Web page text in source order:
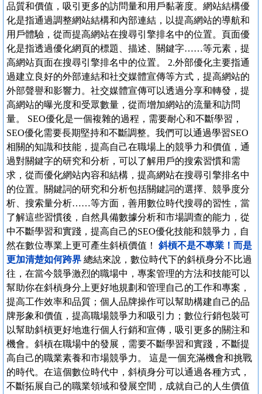
品質和價值，吸引更多的訪問量和用戶黏著度。網站結構優
化是指通過調整網站結構和內部連結，以提高網站的導航和
用戶體驗，從而提高網站在搜尋引擎排名中的位置。頁面優
化是指透過優化網頁的標題、描述、關鍵字……等元素，提
高網站頁面在搜尋引擎排名中的位置。 2.外部優化主要指通
過建立良好的外部連結和社交媒體宣傳等方式，提高網站的
外部聲譽和影響力。社交媒體宣傳可以透過分享和轉發，提
高網站的曝光度和受眾數量，從而增加網站的流量和訪問
量。 SEO優化是一個複雜的過程，需要耐心和不斷學習，
SEO優化需要長期堅持和不斷調整。我們可以通過學習SEO
相關的知識和技能，提高自己在職場上的競爭力和價值，通
過對關鍵字的研究和分析，可以了解用戶的搜索習慣和需
求，從而優化網站內容和結構，提高網站在搜尋引擎排名中
的位置。關鍵詞的研究和分析包括關鍵詞的選擇、競爭度分
析、搜索量分析……等方面，善用數位時代搜尋的習性，當
了解這些習慣後，自然具備數據分析和市場調查的能力，從
中不斷學習和實踐，提高自己的SEO優化技能和競爭力，自
然在數位專業上更可產生斜槓價值！ 斜槓不是不專業！而是
更加清楚如何跨界 總結來說，數位時代下的斜槓身分不比過
往，在當今競爭激烈的職場中，專案管理的方法和技能可以
幫助你在斜槓身分上更好地規劃和管理自己的工作和專案，
提高工作效率和品質；個人品牌操作可以幫助構建自己的品
牌形象和價值，提高職場競爭力和吸引力；數位行銷包裝可
以幫助斜槓更好地進行個人行銷和宣傳，吸引更多的關注和
機會。斜槓在職場中的發展，需要不斷學習和實踐，不斷提
高自己的職業素養和市場競爭力。 這是一個充滿機會和挑戰
的時代。在這個數位時代中，斜槓身分可以通過各種方式，
不斷拓展自己的職業領域和發展空間，成就自己的人生價值